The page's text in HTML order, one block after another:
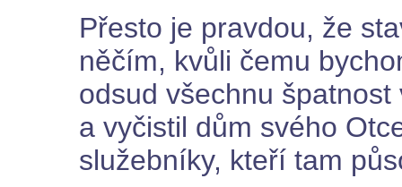
Přesto je pravdou, že
něčím, kvůli čemu
odsud všechnu
a vyčistil dům svého
služebníky, kteří tam